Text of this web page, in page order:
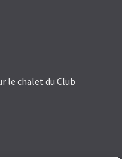
le chalet du Club